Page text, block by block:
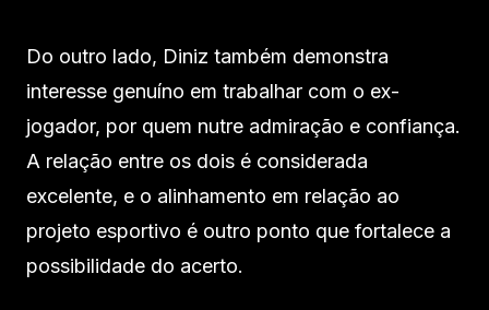
Do outro lado, Diniz também demonstra
interesse genuíno em trabalhar com o ex-
jogador, por quem nutre admiração e confiança.
A relação entre os dois é considerada
excelente, e o alinhamento em relação ao
projeto esportivo é outro ponto que fortalece a
possibilidade do acerto.